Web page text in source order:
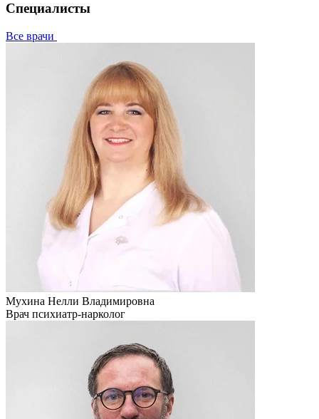
Специалисты
Все врачи
Мухина Нелли Владимировна
Врач психиатр-нарколог